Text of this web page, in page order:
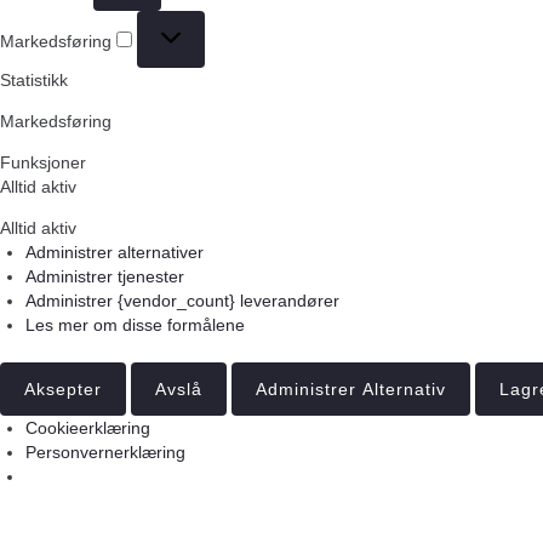
Markedsføring
Statistikk
Markedsføring
Funksjoner
Alltid aktiv
Alltid aktiv
Administrer alternativer
Administrer tjenester
Administrer {vendor_count} leverandører
Les mer om disse formålene
Aksepter Avslå Administrer Alternativ
Cookieerklæring
Personvernerklæring